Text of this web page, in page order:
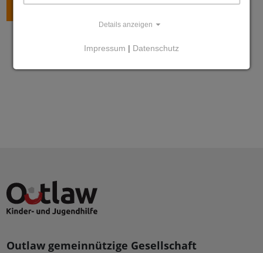
ZURÜCK
Outlaw gemeinnützige Gesellschaft
Details anzeigen
Impressum | Datenschutz